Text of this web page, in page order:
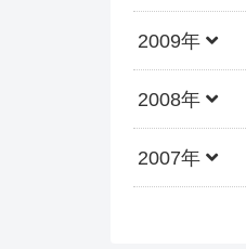
2009年
2008年
2007年